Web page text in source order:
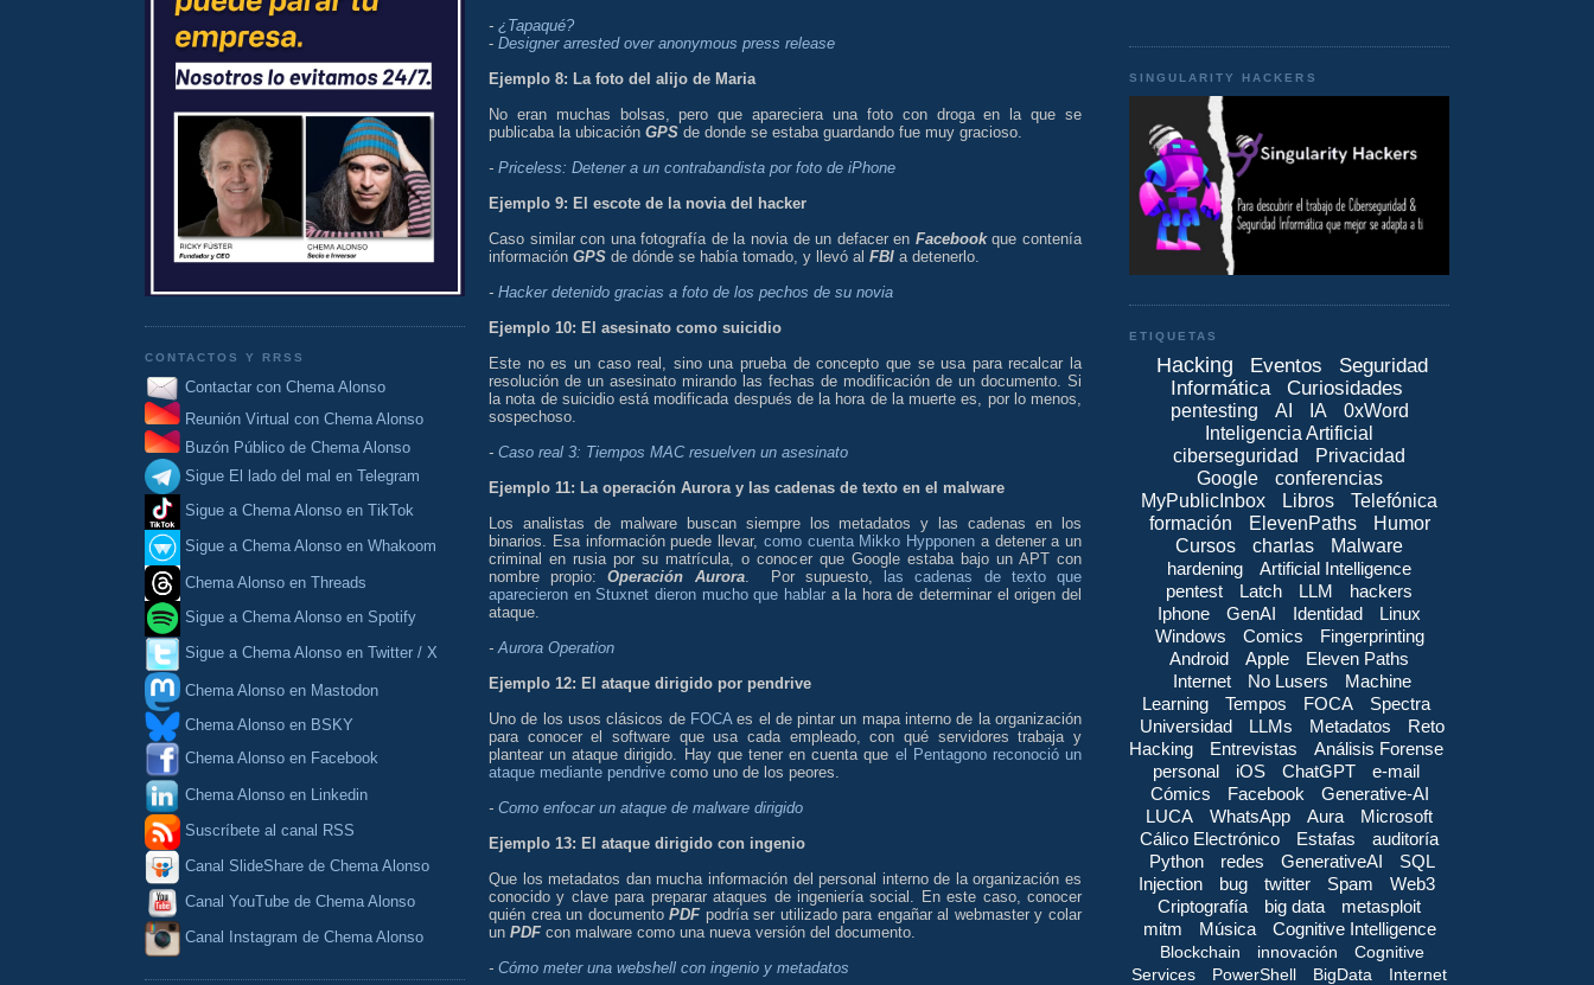
CONTACTOS Y RRSS
Contactar con Chema Alonso
Reunión Virtual con Chema Alonso
Buzón Público de Chema Alonso
Sigue El lado del mal en Telegram
Sigue a Chema Alonso en TikTok
Sigue a Chema Alonso en Whakoom
Chema Alonso en Threads
Sigue a Chema Alonso en Spotify
Sigue a Chema Alonso en Twitter / X
Chema Alonso en Mastodon
Chema Alonso en BSKY
Chema Alonso en Facebook
Chema Alonso en Linkedin
Suscríbete al canal RSS
Canal SlideShare de Chema Alonso
Canal YouTube de Chema Alonso
Canal Instagram de Chema Alonso
- ¿Tapaqué?
- Designer arrested over anonymous press release
Ejemplo 8: La foto del alijo de Maria
No eran muchas bolsas, pero que apareciera una foto con droga en la que se
publicaba la ubicación GPS de donde se estaba guardando fue muy gracioso.
- Priceless: Detener a un contrabandista por foto de iPhone
Ejemplo 9: El escote de la novia del hacker
Caso similar con una fotografía de la novia de un defacer en Facebookque contenía
información GPS de dónde se había tomado, y llevó al FBI a detenerlo.
- Hacker detenido gracias a foto de los pechos de su novia
Ejemplo 10: El asesinato como suicidio
Este no es un caso real, sino una prueba de concepto que se usa para recalcar la
resolución de un asesinato mirando las fechas de modificación de un documento. Si
la nota de suicidio está modificada después de la hora de la muerte es, por lo menos,
sospechoso.
- Caso real 3: Tiempos MAC resuelven un asesinato
Ejemplo 11: La operación Aurora y las cadenas de texto en el malware
Los analistas de malware buscan siempre los metadatos y las cadenas en los
binarios. Esa información puede llevar, como cuenta Mikko Hypponen a detener a un
criminal en rusia por su matrícula, o conocer que Google estaba bajo un APT con
nombre propio:Operación Aurora. Por supuesto,
las cadenas de texto que
aparecieron en Stuxnet dieron mucho que hablara la hora de determinar el origen del
ataque.
- Aurora Operation
Ejemplo 12: El ataque dirigido por pendrive
Uno de los usos clásicos de FOCAes el de pintar un mapa interno de la organización
para conocer el software que usa cada empleado, con qué servidores trabaja y
plantear un ataque dirigido. Hay que tener en cuenta que el Pentagono reconoció un
ataque mediante pendrive como uno de los peores.
- Como enfocar un ataque de malware dirigido
Ejemplo 13: El ataque dirigido con ingenio
Que los metadatos dan mucha información del personal interno de la organización es
conocido y clave para preparar ataques de ingeniería social. En este caso, conocer
quién crea un documentoPDF podría ser utilizado para engañar al webmaster y colar
un PDF con malware como una nueva versión del documento.
- Cómo meter una webshell con ingenio y metadatos
SINGULARITY HACKERS
ETIQUETAS
Hacking Eventos
Seguridad
Informática
Curiosidades
pentesting AI IA
0xWord
Inteligencia Artificial
ciberseguridad
Privacidad
Google
conferencias
MyPublicInbox
Libros
Telefónica
formación
ElevenPaths
Humor
Cursos
charlas
Malware
hardening
Artificial Intelligence
pentest
Latch LLM
hackers
Iphone
GenAI Identidad
Linux
Windows
Comics
Fingerprinting
Android
Apple
Eleven Paths
Internet
No Lusers
Machine
Learning
Tempos FOCA
Spectra
Universidad
LLMs Metadatos
Reto
Hacking
Entrevistas
Análisis Forense
personal
iOS ChatGPT
e-mail
Cómics
Facebook
Generative-AI
LUCA
WhatsApp Aura
Microsoft
Cálico Electrónico
Estafas
auditoría
Python
redes GenerativeAI
SQL
Injection
bug twitter Spam
Web3
Criptografía
big data
metasploit
mitm
Música Cognitive Intelligence
Blockchain innovación
Cognitive
Services
PowerShell BigData
Internet